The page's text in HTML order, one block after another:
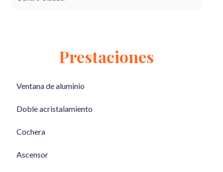
Prestaciones
Ventana de aluminio
Doble acristalamiento
Cochera
Ascensor